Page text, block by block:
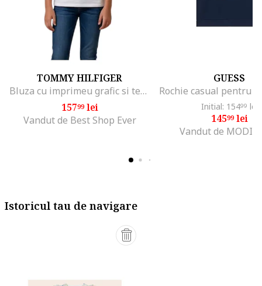
TOMMY HILFIGER
Bluza cu imprimeu grafic si text,
15799lei
Vandut de Best Shop Ever
GUESS
Initial: 15499 lei
14599lei
Vandut de
Istoricul tau de navigare